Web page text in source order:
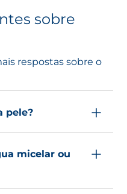
sobre
respostas sobre o
pele?
mas algumas
H2O, contam
ajudam a